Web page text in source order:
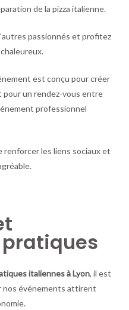
de la pizza italienne.
passionnés et profitez
est conçu pour créer
pour un rendez-vous entre
professionnel
les liens sociaux et
italiennes à Lyon, il est
nos événements attirent